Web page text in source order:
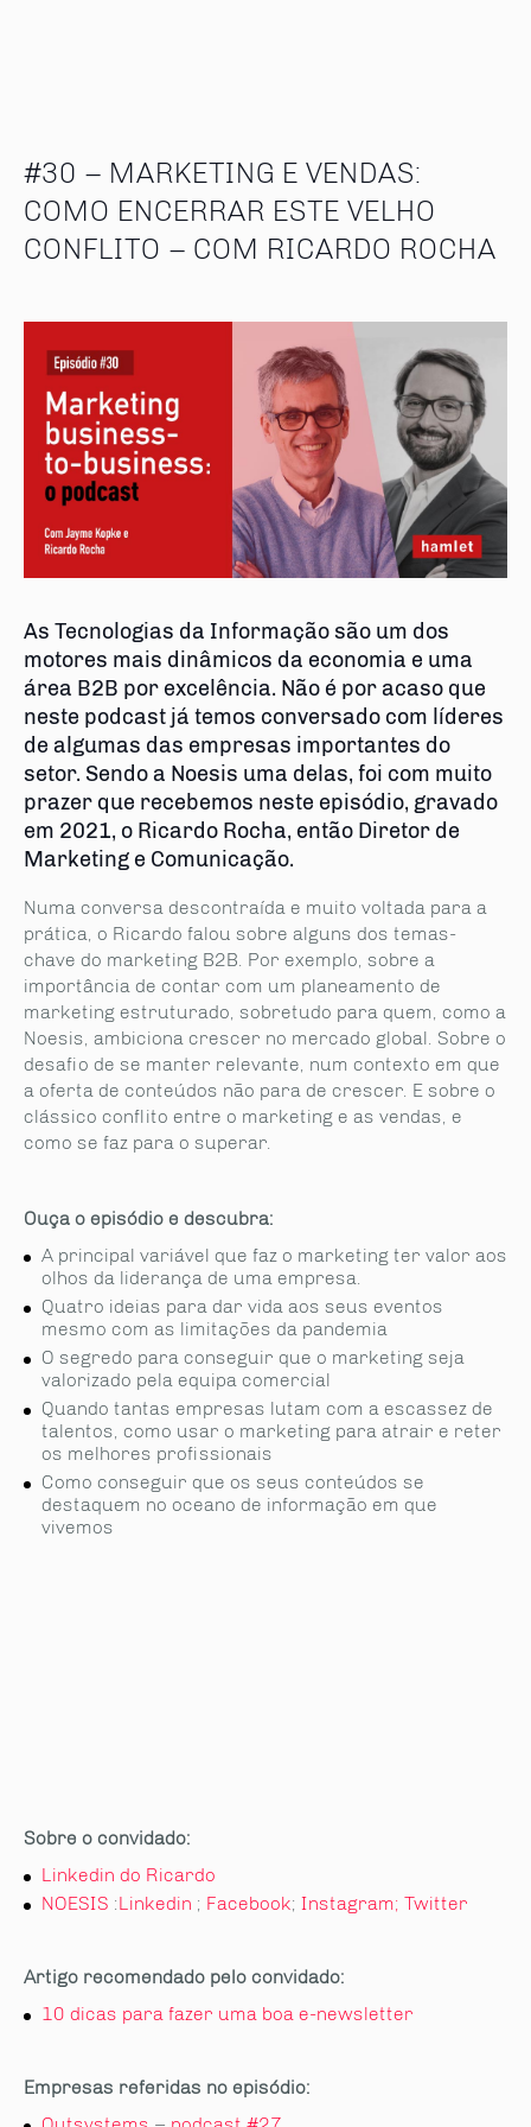
#30 – MARKETING E VENDAS:
COMO ENCERRAR ESTE VELHO
CONFLITO – COM RICARDO ROCHA
As Tecnologias da Informação são um dos
motores mais dinâmicos da economia e uma
área B2B por excelência. Não é por acaso que
neste podcast já temos conversado com líderes
de algumas das empresas importantes do
setor. Sendo a Noesis uma delas, foi com muito
prazer que recebemos neste episódio, gravado
em 2021, o Ricardo Rocha, então Diretor de
Marketing e Comunicação.
Numa conversa descontraída e muito voltada para a
prática, o Ricardo falou sobre alguns dos temas-
chave do marketing B2B. Por exemplo, sobre a
importância de contar com um planeamento de
marketing estruturado, sobretudo para quem, como a
Noesis, ambiciona crescer no mercado global. Sobre o
desafio de se manter relevante, num contexto em que
a oferta de conteúdos não para de crescer. E sobre o
clássico conflito entre o marketing e as vendas, e
como se faz para o superar.
Ouça o episódio e descubra:
A principal variável que faz o marketing ter valor aos
olhos da liderança de uma empresa.
Quatro ideias para dar vida aos seus eventos
mesmo com as limitações da pandemia
O segredo para conseguir que o marketing seja
valorizado pela equipa comercial
Quando tantas empresas lutam com a escassez de
talentos, como usar o marketing para atrair e reter
os melhores profissionais
Como conseguir que os seus conteúdos se
destaquem no oceano de informação em que
vivemos
Sobre o convidado:
Linkedin do Ricardo
NOESIS :Linkedin ; Facebook; Instagram; Twitter
Artigo recomendado pelo convidado:
10 dicas para fazer uma boa e-newsletter
Empresas referidas no episódio: